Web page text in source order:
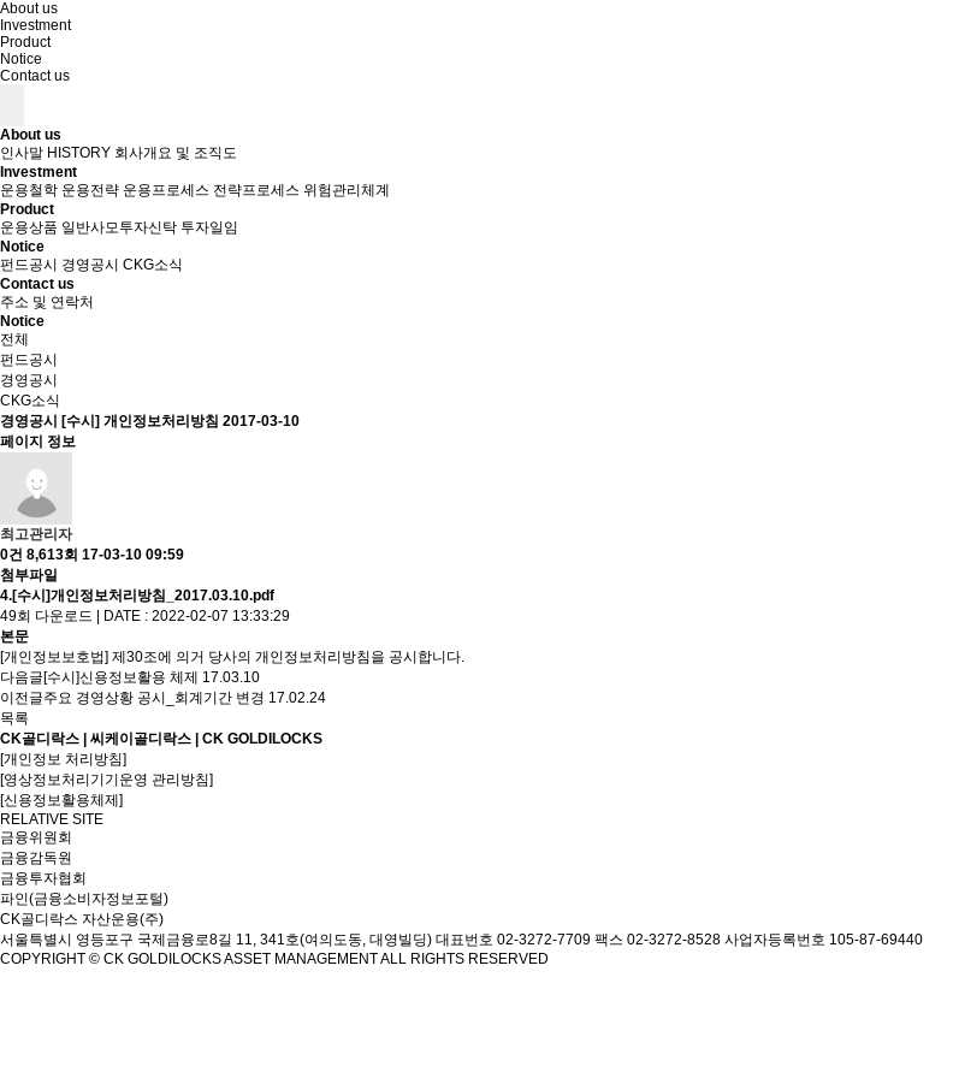
About us
Investment
Product
Notice
Contact us
About us
인사말 HISTORY 회사개요 및 조직도
Investment
운용철학 운용전략 운용프로세스 전략프로세스 위험관리체계
Product
운용상품 일반사모투자신탁 투자일임
Notice
펀드공시
경영공시 CKG소식
Contact us
주소 및 연락처
Notice
전체
펀드공시
경영공시
CKG소식
경영공시
[수시] 개인정보처리방침 2017-03-10
페이지 정보
최고관리자
0건 8,613회 17-03-10 09:59
첨부파일
4.[수시]개인정보처리방침_2017.03.10.pdf
49회 다운로드 | DATE : 2022-02-07 13:33:29
본문
[개인정보보호법] 제30조에 의거 당사의 개인정보처리방침을 공시합니다.
다음글[수시]신용정보활용 체제 17.03.10
이전글주요 경영상황 공시_회계기간 변경 17.02.24
목록
CK골디락스 | 씨케이골디락스 | CK GOLDILOCKS
[개인정보 처리방침]
[영상정보처리기기운영 관리방침]
[신용정보활용체제]
RELATIVE SITE
금융위원회
금융감독원
금융투자협회
파인(금융소비자정보포털)
CK골디락스 자산운용(주)
서울특별시 영등포구 국제금융로8길 11, 341호(여의도동, 대영빌딩) 대표번호 02-3272-7709 팩스 02-3272-8528 사업자등록번호 105-87-69440
COPYRIGHT © CK GOLDILOCKS ASSET MANAGEMENT ALL RIGHTS RESERVED